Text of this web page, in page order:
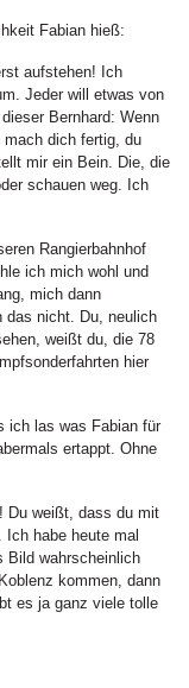
Fabian hieß:
aufstehen! Ich
Jeder will etwas von
Bernhard: Wenn
dich fertig, du
mir ein Bein. Die, die
schauen weg. Ich
Rangierbahnhof
ich mich wohl und
mich dann
das nicht. Du, neulich
weißt du, die 78
hier
ich las was Fabian für
ertappt. Ohne
Du weißt, dass du mit
habe heute mal
Bild wahrscheinlich
kommen, dann
es ja ganz viele tolle